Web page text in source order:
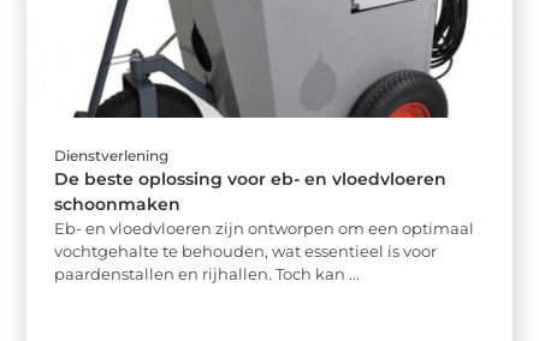
Dienstverlening
De beste oplossing voor eb- en vloedvloeren
schoonmaken
Eb- en vloedvloeren zijn ontworpen om een optimaal
vochtgehalte te behouden, wat essentieel is voor
paardenstallen en rijhallen. Toch kan ...